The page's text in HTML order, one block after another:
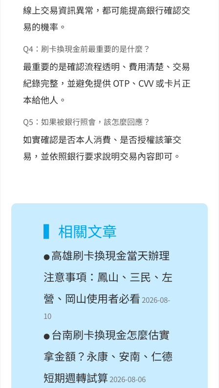
線上交易資訊異常，都可能提高銀行確認交
易的機率。
Q4：刷卡換現金前最重要的是什麼？
最重要的是確認流程透明、費用清楚、交易
紀錄完整，並避免提供 OTP、CVV 或卡片正
本給他人。
Q5：如果被銀行照會，該怎麼回應？
如實確認是否本人消費、是否授權該筆交
易，並依照銀行要求說明交易內容即可。
▍相關文章
● 高雄刷卡換現金當天辦理
注意事項：鳳山、三民、左
營、岡山使用者必看 2026-08-
10
● 台南刷卡換現金怎麼估實
拿金額？永康、安南、仁德
短期週轉試算 2026-08-06